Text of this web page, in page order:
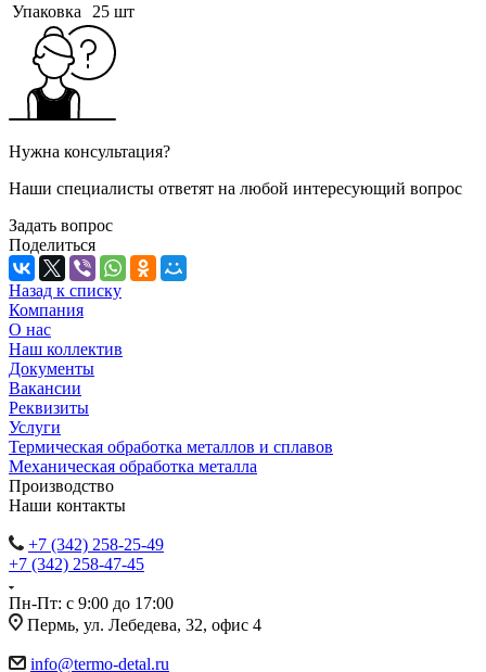
Упаковка
25 шт
Нужна консультация?
Наши специалисты ответят на любой интересующий вопрос
Задать вопрос
Поделиться
Назад к списку
Компания
О нас
Наш коллектив
Документы
Вакансии
Реквизиты
Услуги
Термическая обработка металлов и сплавов
Механическая обработка металла
Производство
Наши контакты
+7 (342) 258-25-49
+7 (342) 258-47-45
Пн-Пт: с 9:00 до 17:00
Пермь, ул. Лебедева, 32, офис 4
info@termo-detal.ru